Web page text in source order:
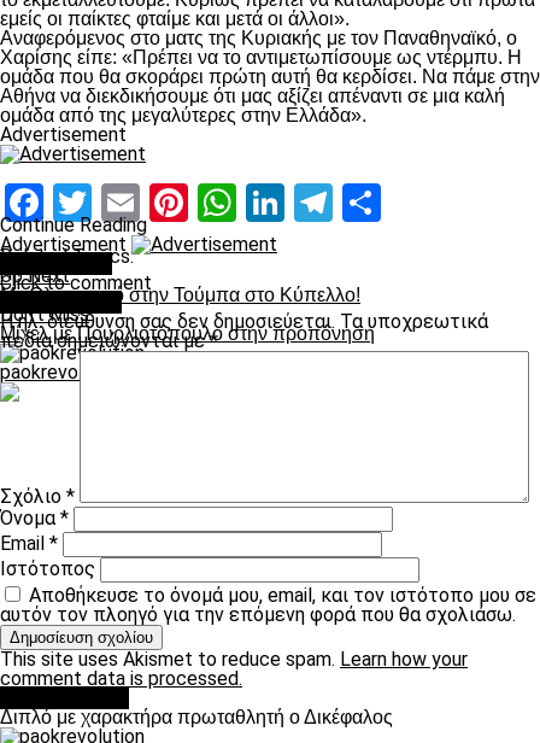
εμείς οι παίκτες φταίμε και μετά οι άλλοι».
Αναφερόμενος στο ματς της Κυριακής με τον Παναθηναϊκό, ο
Χαρίσης είπε: «Πρέπει να το αντιμετωπίσουμε ως ντέρμπυ. Η
ομάδα που θα σκοράρει πρώτη αυτή θα κερδίσει. Να πάμε στην
Αθήνα να διεκδικήσουμε ότι μας αξίζει απέναντι σε μια καλή
ομάδα από της μεγαλύτερες στην Ελλάδα».
Advertisement
Facebook
Twitter
EmailPinterest
WhatsApp
LinkedIn
Telegram
Related Topics:
Up Next
Με Ολυμπιακό στην Τούμπα στο Κύπελλο!
Don't Miss
Μίχελ με Πουρλιοτόπουλο στην προπόνηση
paokrevolution
Continue Reading
Advertisement
Click to comment
Η ηλ. διεύθυνση σας δεν δημοσιεύεται. Τα υποχρεωτικά
πεδία σημειώνονται με*
Σχόλιο *
Όνομα*
Email *
Ιστότοπος
Αποθήκευσε το όνομά μου, email, και τον ιστότοπο μου σε
αυτόν τον πλοηγό για την επόμενη φορά που θα σχολιάσω.
This site uses Akismet to reduce spam. Learn how your
comment data is processed.
Διπλό με χαρακτήρα πρωταθλητή ο Δικέφαλος